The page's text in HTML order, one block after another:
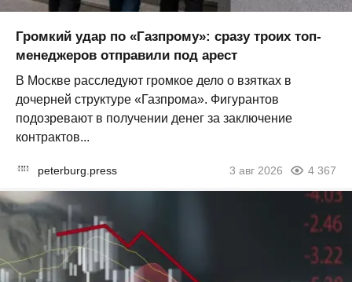
Громкий удар по «Газпрому»: сразу троих топ-
менеджеров отправили под арест
В Москве расследуют громкое дело о взятках в
дочерней структуре «Газпрома». Фигурантов
подозревают в получении денег за заключение
контрактов...
peterburg.press 3 авг 2026 4 367